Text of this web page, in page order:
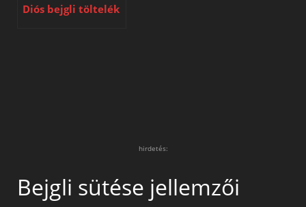
Diós bejgli töltelék
hirdetés:
Bejgli sütése jellemzői